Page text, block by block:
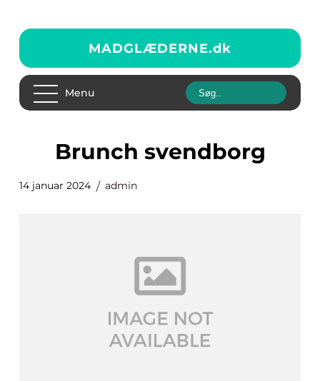
MADGLÆDERNE.dk
Menu
brunch svendborg
14 januar 2024 admin